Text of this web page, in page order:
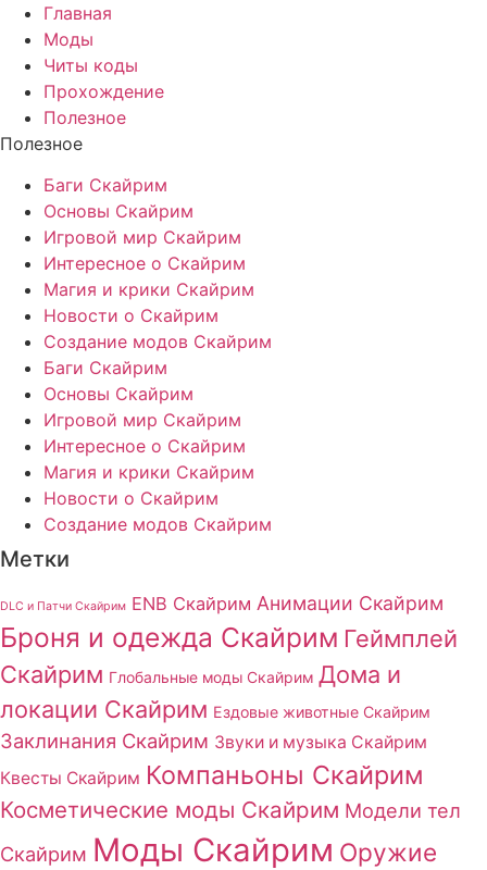
Главная
Моды
Читы коды
Прохождение
Полезное
Полезное
Баги Скайрим
Основы Скайрим
Игровой мир Скайрим
Интересное о Скайрим
Магия и крики Скайрим
Новости о Скайрим
Создание модов Скайрим
Баги Скайрим
Основы Скайрим
Игровой мир Скайрим
Интересное о Скайрим
Магия и крики Скайрим
Новости о Скайрим
Создание модов Скайрим
Метки
DLC и Патчи Скайрим ENB Скайрим Анимации Скайрим
Броня и одежда Скайрим Геймплей
Скайрим Глобальные моды Скайрим Дома и
локации Скайрим Ездовые животные Скайрим
Заклинания Скайрим Звуки и музыка Скайрим
Квесты Скайрим Компаньоны Скайрим
Косметические моды Скайрим Модели тел
Скайрим Моды Скайрим Оружие